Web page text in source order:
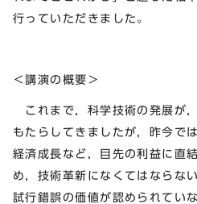
行っていただきました。
＜講演の概要＞
これまで，科学技術の発展が
もたらしてきましたが，昨今で
経済成長など，目先の利益に直
め，技術革新になくてはならな
試行錯誤の価値が認められてい